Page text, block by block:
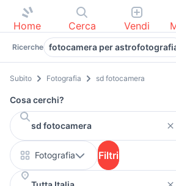
Home Cerca Vendi
Ricerche fotocamera per
Subito Fotografia sd fotocamera
Cosa cerchi?
Fotografia Filtri